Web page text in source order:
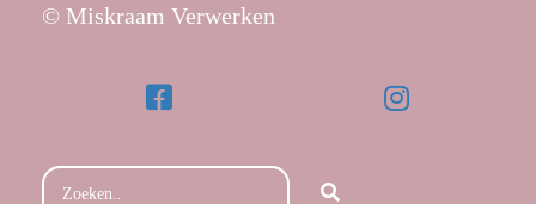
© Miskraam Verwerken